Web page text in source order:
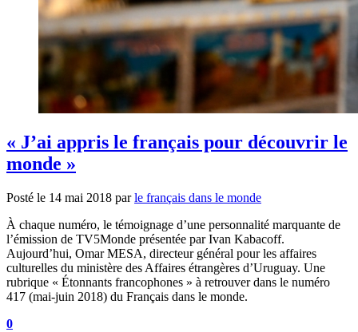
« J’ai appris le français pour découvrir le
monde »
Posté le 14 mai 2018 par le français dans le monde
À chaque numéro, le témoignage d’une personnalité marquante de
l’émission de TV5Monde présentée par Ivan Kabacoff.
Aujourd’hui, Omar MESA, directeur général pour les affaires
culturelles du ministère des Affaires étrangères d’Uruguay. Une
rubrique « Étonnants francophones » à retrouver dans le numéro
417 (mai-juin 2018) du Français dans le monde.
0